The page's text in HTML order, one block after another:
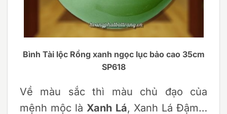
Bình Tài lộc Rồng xanh ngọc lục bảo cao 35cm
SP618
Về màu sắc thì màu chủ đạo của
mệnh mộc làXanh Lá, Xanh Lá Đậm…